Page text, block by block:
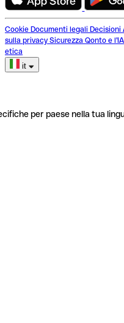
Cookie Documenti legali Decisioni
sulla privacy Sicurezza Qonto e l'IA
etica
it
per paese nella tua